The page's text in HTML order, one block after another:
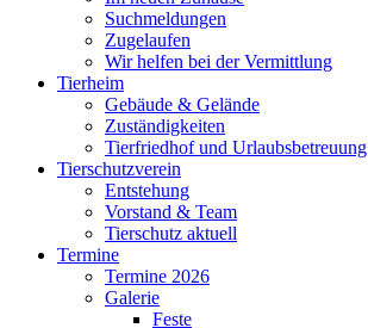
Suchmeldungen
Zugelaufen
Wir helfen bei der Vermittlung
Tierheim
Gebäude & Gelände
Zuständigkeiten
Tierfriedhof und Urlaubsbetreuung
Tierschutzverein
Entstehung
Vorstand & Team
Tierschutz aktuell
Termine
Termine 2026
Galerie
Feste